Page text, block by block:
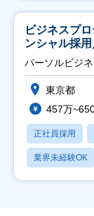
ビジネスプ
ンシャル採
ト推進】
パーソルビジ
東京都
457万
正社員採用
業界未経験OK